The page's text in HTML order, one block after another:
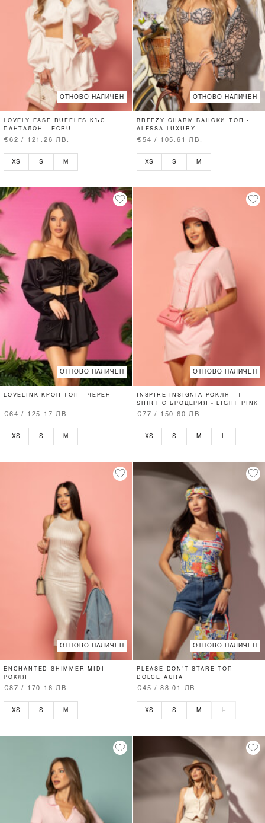
ОТНОВО НАЛИЧЕН
LOVELY EASE RUFFLES КЪС
ПАНТАЛОН - ECRU
€62 / 121.26 ЛВ.
XS S M
ОТНОВО НАЛИЧЕН
BREEZY CHARM БАНСКИ ТОП -
ALESSA LUXURY
€54 / 105.61 ЛВ.
XS S M
ОТНОВО НАЛИЧЕН
LOVELINK КРОП-ТОП - ЧЕРЕН
€64 / 125.17 ЛВ.
XS S M
ОТНОВО НАЛИЧЕН
INSPIRE INSIGNIA РОКЛЯ - T-
SHIRT С БРОДЕРИЯ - LIGHT PINK
€77 / 150.60 ЛВ.
XS S M
ОТНОВО НАЛИЧЕН
ENCHANTED SHIMMER MIDI
РОКЛЯ
€87 / 170.16 ЛВ.
XS S M
ОТНОВО НАЛИЧЕН
PLEASE DON’T STARE ТОП -
DOLCE AURA
€45 / 88.01 ЛВ.
XS S M L